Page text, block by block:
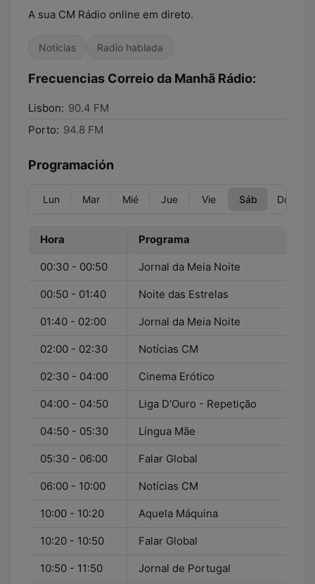
A sua CM Rádio online em direto.
Noticias Radio hablada
Frecuencias Correio da Manhã Rádio:
Lisbon: 90.4 FM
Porto: 94.8 FM
Programación
Lun Mar Mié Jue Vie Sáb Dom
Hora Programa
00:30 - 00:50 Jornal da Meia Noite
00:50 - 01:40 Noite das Estrelas
01:40 - 02:00 Jornal da Meia Noite
02:00 - 02:30 Notícias CM
02:30 - 04:00 Cinema Erótico
04:00 - 04:50 Liga D'Ouro - Repetição
04:50 - 05:30 Língua Mãe
05:30 - 06:00 Falar Global
06:00 - 10:00 Notícias CM
10:00 - 10:20 Aquela Máquina
10:20 - 10:50 Falar Global
10:50 - 11:50 Jornal de Portugal